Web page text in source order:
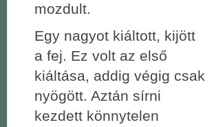
mozdult.
Egy nagyot kiáltott, kijött
a fej. Ez volt az első
kiáltása, addig végig csak
nyögött. Aztán sírni
kezdett könnytelen